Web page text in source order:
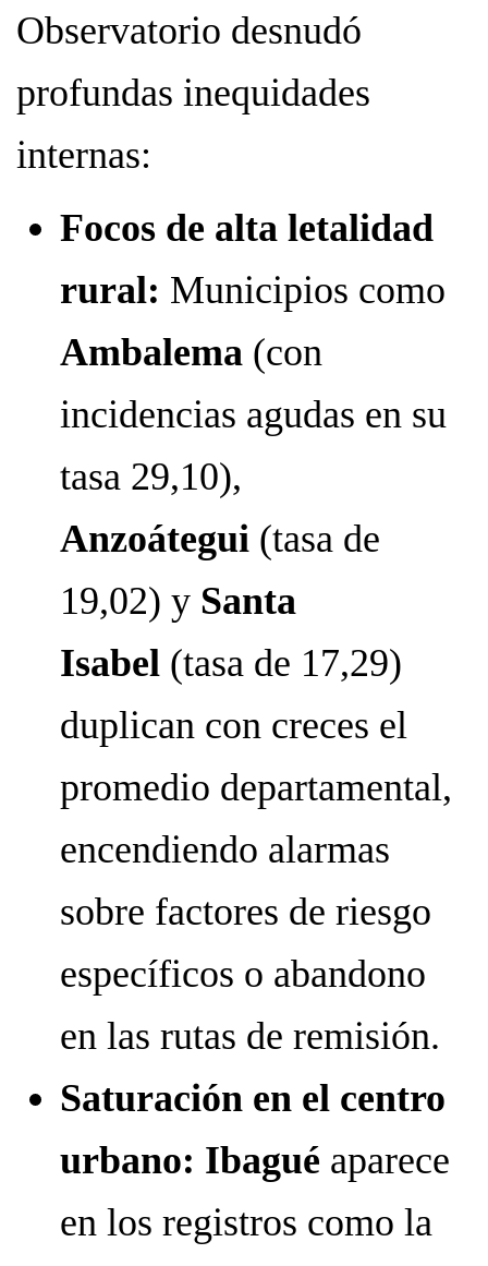
Observatorio desnudó
profundas inequidades
internas:
Focos de alta letalidad
rural: Municipios como
Ambalema (con
incidencias agudas en su
tasa 29,10),
Anzoátegui (tasa de
19,02) y Santa
Isabel (tasa de 17,29)
duplican con creces el
promedio departamental,
encendiendo alarmas
sobre factores de riesgo
específicos o abandono
en las rutas de remisión.
Saturación en el centro
urbano: Ibagué aparece
en los registros como la